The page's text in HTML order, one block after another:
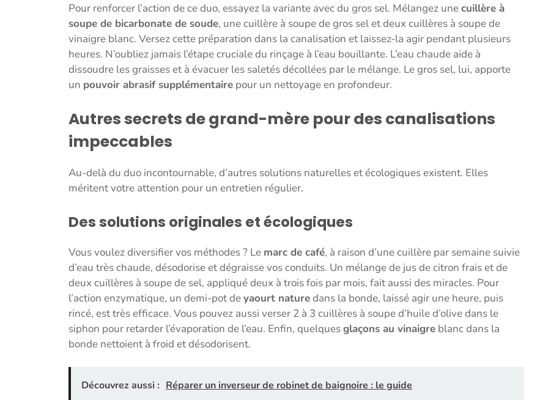
Pour renforcer l’action de ce duo, essayez la variante avec du gros sel. Mélangez unecuillère à
soupe de bicarbonate de soude, une cuillère à soupe de gros sel et deux cuillères à soupe de
vinaigre blanc. Versez cette préparation dans la canalisation et laissez-la agir pendant plusieurs
heures. N’oubliez jamais l’étape cruciale du rinçage à l’eau bouillante. L’eau chaude aide à
dissoudre les graisses et à évacuer les saletés décollées par le mélange. Le gros sel, lui, apporte
un pouvoir abrasif supplémentaire pour un nettoyage en profondeur.
Autres secrets de grand-mère pour des canalisations
impeccables
Au-delà du duo incontournable, d’autres solutions naturelles et écologiques existent. Elles
méritent votre attention pour un entretien régulier.
Des solutions originales et écologiques
Vous voulez diversifier vos méthodes ? Le marc de café, à raison d’une cuillère par semaine suivie
d’eau très chaude, désodorise et dégraisse vos conduits. Un mélange de jus de citron frais et de
deux cuillères à soupe de sel, appliqué deux à trois fois par mois, fait aussi des miracles. Pour
l’action enzymatique, un demi-pot deyaourt naturedans la bonde, laissé agir une heure, puis
rincé, est très efficace. Vous pouvez aussi verser 2 à 3 cuillères à soupe d’huile d’olive dans le
siphon pour retarder l’évaporation de l’eau. Enfin, quelquesglaçons au vinaigre blanc dans la
bonde nettoient à froid et désodorisent.
Découvrez aussi : Réparer un inverseur de robinet de baignoire : le guide